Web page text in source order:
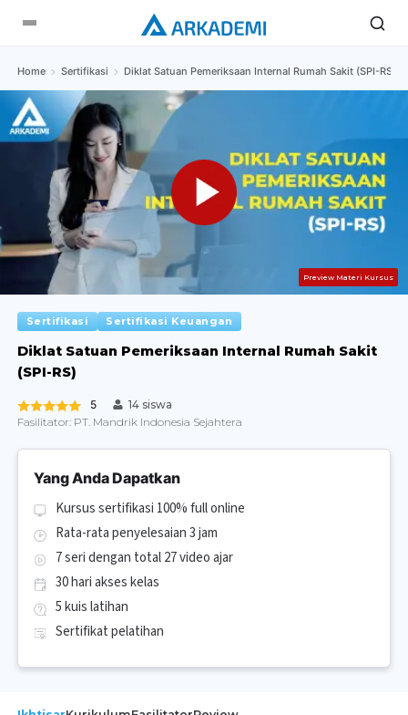
Home Sertifikasi Diklat Satuan Pemeriksaan Internal Rumah Sakit (SPI-RS)
Preview Materi Kursus
Sertifikasi Sertifikasi Keuangan
Diklat Satuan Pemeriksaan Internal Rumah Sakit
(SPI-RS)
5
14 siswa
Fasilitator: PT. Mandrik Indonesia Sejahtera
Yang Anda Dapatkan
Kursus sertifikasi 100% full online
Rata-rata penyelesaian 3 jam
7 seri dengan total 27 video ajar
30 hari akses kelas
5 kuis latihan
Sertifikat pelatihan